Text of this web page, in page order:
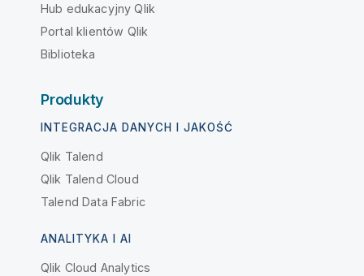
Hub edukacyjny Qlik
Portal klientów Qlik
Biblioteka
Produkty
INTEGRACJA DANYCH I JAKOŚĆ
Qlik Talend
Qlik Talend Cloud
Talend Data Fabric
ANALITYKA I AI
Qlik Cloud Analytics